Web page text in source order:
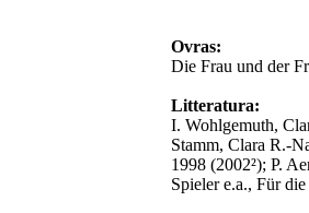
Ovras:
Die Frau und der
Litteratura:
I. Wohlgemuth,
Stamm, Clara R.-
1998 (2002²); P.
Spieler e.a., Für